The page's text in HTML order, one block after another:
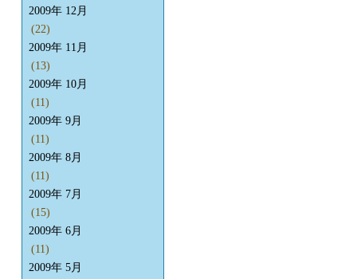
2009年 12月
(22)
2009年 11月
(13)
2009年 10月
(11)
2009年 9月
(11)
2009年 8月
(11)
2009年 7月
(15)
2009年 6月
(11)
2009年 5月